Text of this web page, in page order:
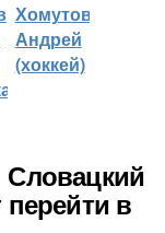
Хомутов
Андрей
(хоккей)
Словацкий
в